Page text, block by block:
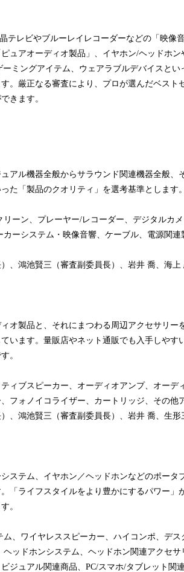
テレビやブルーレイレコーダーなどの「映像
ュアオーディオ製品」、イヤホン/ヘッドホ
ミングアイテム、ウェアラブルデバイスとい
。厳正なる審査により、プロが選んだベスト
きます。
アル機器全般からサラウンド関連機器全般、
た「製品のクオリティ」を選考基準とします。
ーン、プレーヤー/レコーダー、デジタルカ
ーシステム・映像音響、ケーブル、電源関
、鴻池賢三（審査副委員長）、岩井 喬、海
オ製品と、それにまつわる周辺アクセサリー
います。量販店やネット通販でも入手しやす
。
ィブスピーカー、オーディオアンプ、オーデ
フォノイコライザー、カートリッジ、その他
、鴻池賢三（審査副委員長）、岩井 喬、生
ステム、イヤホン／ヘッドホンなどのポータ
「ライフスタイルをより豊かにするパワー」
。
、ワイヤレススピーカー、ハイコンポ、デ
ッドホンシステム、ヘッドホン関連アクセ
ジュアル関連商品、PC/スマホ/タブレット関